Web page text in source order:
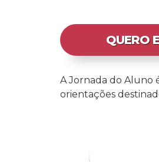
QUERO
A Jornada do Aluno
orientações